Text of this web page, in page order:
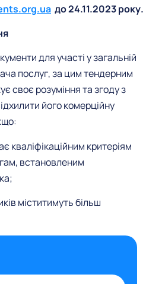
до 24.11.2023 року.
для участі у загальній
послуг, за цим тендерним
своє розуміння та згоду з
його комерційну
кваліфікаційним критеріям
встановленим
міститимуть більш